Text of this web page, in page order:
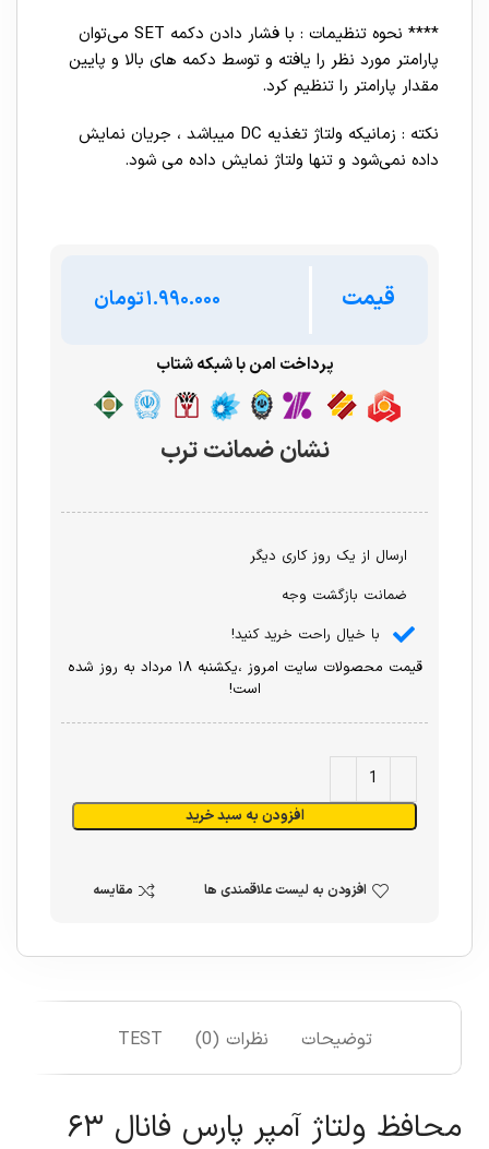
**** نحوه تنظیمات : با فشار دادن دکمه SET می‌توان
پارامتر مورد نظر را یافته و توسط دکمه های بالا و پایین
مقدار پارامتر را تنظیم کرد.
نکته : زمانیکه ولتاژ تغذیه DC میباشد ، جریان نمایش
داده نمی‌شود و تنها ولتاژ نمایش داده می شود.
قیمت تومان
پرداخت امن با شبکه شتاب
نشان ضمانت ترب
ارسال از یک روز کاری دیگر
ضمانت بازگشت وجه
با خیال راحت خرید کنید!
قیمت محصولات سایت امروز ،یکشنبه ۱۸ مرداد به روز شده
است!
افزودن به سبد خرید
افزودن به لیست علاقمندی ها مقایسه
توضیحات نظرات (0) TEST
محافظ ولتاژ آمپر پارس فانال ۶۳